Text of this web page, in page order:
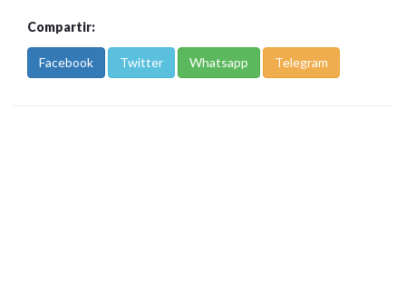
Compartir:
Facebook Twitter Whatsapp Telegram